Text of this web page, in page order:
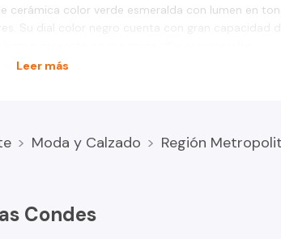
cerámica color verde esmeralda con lumen en
Leer más
Moda y Calzado Región
Condes